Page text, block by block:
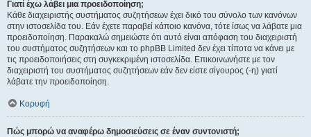
Γιατί έχω λάβει μια προειδοποίηση;
Κάθε διαχειριστής συστήματος συζητήσεων έχει δικό του σύνολο των κανόνων
στην ιστοσελίδα του. Εάν έχετε παραβεί κάποιο κανόνα, τότε ίσως να λάβατε μια
προειδοποίηση. Παρακαλώ σημειώστε ότι αυτό είναι απόφαση του διαχειριστή
του συστήματος συζητήσεων και το phpBB Limited δεν έχει τίποτα να κάνει με
τις προειδοποιήσεις στη συγκεκριμένη ιστοσελίδα. Επικοινωνήστε με τον
διαχειριστή του συστήματος συζητήσεων εάν δεν είστε σίγουρος (-η) γιατί
λάβατε την προειδοποίηση.
Κορυφή
Πώς μπορώ να αναφέρω δημοσιεύσεις σε έναν συντονιστή;